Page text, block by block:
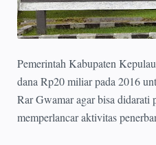
Pemerintah Kabupaten
dana Rp20 miliar pada 2016
Rar Gwamar agar bisa didarati
memperlancar aktivitas